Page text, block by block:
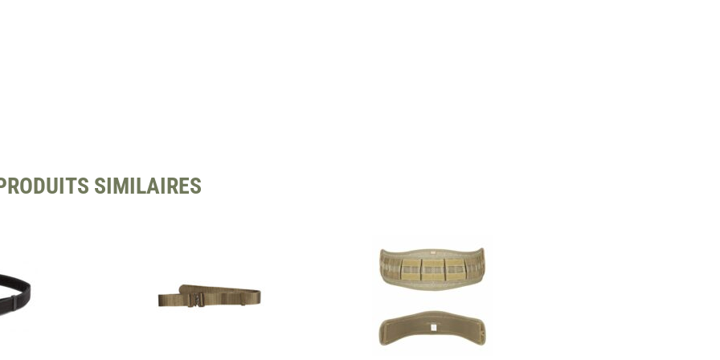
SIMILAIRES